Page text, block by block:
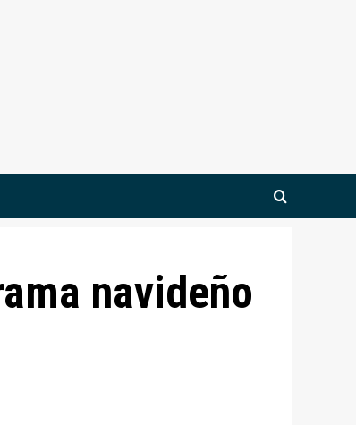
navideño